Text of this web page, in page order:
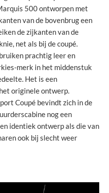
500 ontworpen met
van de bovenbrug een
de zijkanten van de
net als bij de coupé.
prachtig leer en
merk in het middenstuk
Het is een
originele ontwerp.
Coupé bevindt zich in de
nog een
identiek ontwerp als die van
ook bij slecht weer